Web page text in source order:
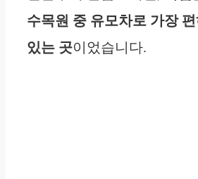
수목원 중 유모차로 가장
있는 곳이었습니다.